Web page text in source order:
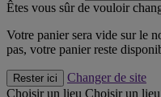
Êtes vous sûr de vouloir
Votre panier sera vide sur le
pas, votre panier reste
Rester ici
Changer de site
Choisir un lieu Choisir un lieu